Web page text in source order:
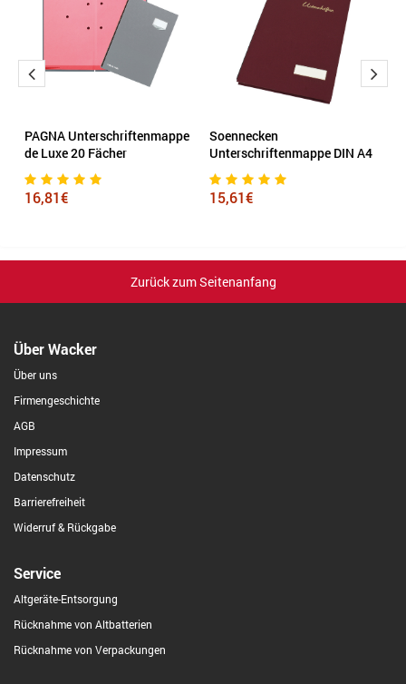
PAGNA Unterschriftenmappe
de Luxe 20 Fächer
16,81€
Soennecken
Unterschriftenmappe DIN A4
15,61€
Zurück zum Seitenanfang
Über Wacker
Über uns
Firmengeschichte
AGB
Impressum
Datenschutz
Barrierefreiheit
Widerruf & Rückgabe
Service
Altgeräte-Entsorgung
Rücknahme von Altbatterien
Rücknahme von Verpackungen